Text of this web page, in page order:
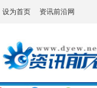
设为首页 资讯前沿网